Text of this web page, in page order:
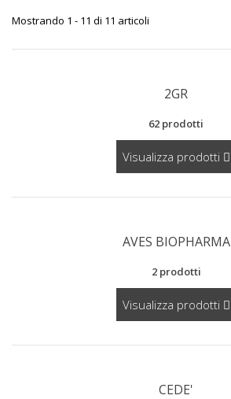
Mostrando 1 - 11 di 11 articoli
2GR
62 prodotti
Visualizza prodotti
AVES BIOPHARMA
2 prodotti
Visualizza prodotti
CEDE'